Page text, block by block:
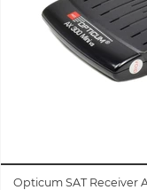
Opticum SAT Receiver